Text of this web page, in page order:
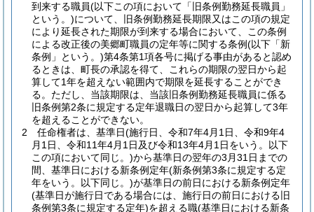
到来する職員(以下この項において「旧条例勤務延長職員」
という。)について、旧条例勤務延長期限又はこの項の規定
により延長された期限が到来する場合において、この条例
による改正後の美郷町職員の定年等に関する条例(以下「新
条例」という。)第4条第1項各号に掲げる事由があると認め
るときは、町長の承認を得て、これらの期限の翌日から起
算して1年を超えない範囲内で期限を延長することができ
る。 ただし、当該期限は、当該旧条例勤務延長職員に係る
旧条例第2条に規定する定年退職日の翌日から起算して3年
を超えることができない。
2
任命権者は、基準日(施行日、令和7年4月1日、令和9年4
月1日、令和11年4月1日及び令和13年4月1日をいう。以下
この項において同じ。)から基準日の翌年の3月31日までの
間、基準日における新条例定年(新条例第3条に規定する定
年をいう。以下同じ。)が基準日の前日における新条例定年
(基準日が施行日である場合には、施行日の前日における旧
条例第3条に規定する定年)を超える職(基準日における新条